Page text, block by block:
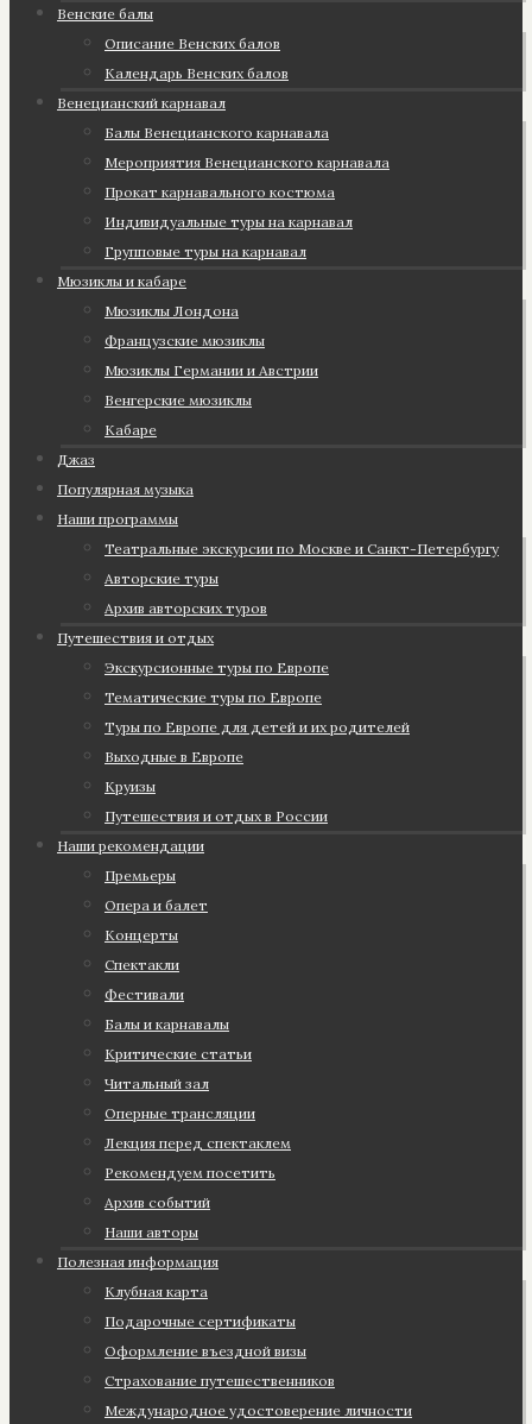
Венские балы
Описание Венских балов
Календарь Венских балов
Венецианский карнавал
Балы Венецианского карнавала
Мероприятия Венецианского карнавала
Прокат карнавального костюма
Индивидуальные туры на карнавал
Групповые туры на карнавал
Мюзиклы и кабаре
Мюзиклы Лондона
Французские мюзиклы
Мюзиклы Германии и Австрии
Венгерские мюзиклы
Кабаре
Джаз
Популярная музыка
Наши программы
Театральные экскурсии по Москве и Санкт-Петербургу
Авторские туры
Архив авторских туров
Путешествия и отдых
Экскурсионные туры по Европе
Тематические туры по Европе
Туры по Европе для детей и их родителей
Выходные в Европе
Круизы
Путешествия и отдых в России
Наши рекомендации
Премьеры
Опера и балет
Концерты
Спектакли
Фестивали
Балы и карнавалы
Критические статьи
Читальный зал
Оперные трансляции
Лекция перед спектаклем
Рекомендуем посетить
Архив событий
Наши авторы
Полезная информация
Клубная карта
Подарочные сертификаты
Оформление въездной визы
Страхование путешественников
Международное удостоверение личности